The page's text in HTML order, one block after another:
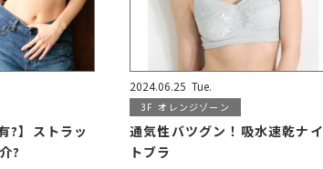
?】ストラッ
?
2024.06.25 Tue.
3F オレンジゾーン
通気性バツグン！吸水速乾ナイ
トブラ